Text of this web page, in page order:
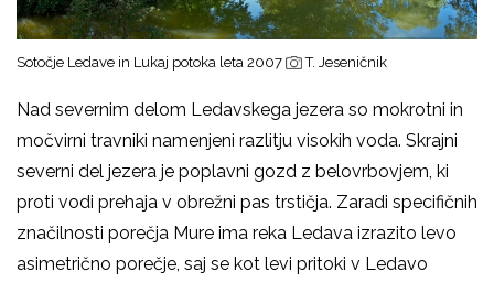
Sotočje Ledave in Lukaj potoka leta 2007 T. Jeseničnik
Nad severnim delom Ledavskega jezera so mokrotni in
močvirni travniki namenjeni razlitju visokih voda. Skrajni
severni del jezera je poplavni gozd z belovrbovjem, ki
proti vodi prehaja v obrežni pas trstičja. Zaradi specifičnih
značilnosti porečja Mure ima reka Ledava izrazito levo
asimetrično porečje, saj se kot levi pritoki v Ledavo